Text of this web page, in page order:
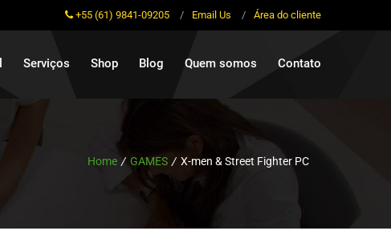
+55 (61) 9841-09205 / Email Us / Área do cliente
Serviços Shop Blog Quem somos Contato
Home / GAMES / X-men & Street Fighter PC